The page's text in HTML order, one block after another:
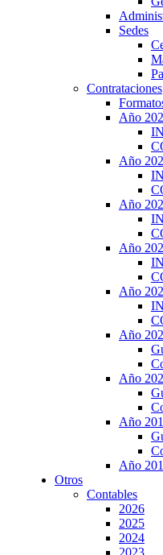
Sedes
Contrataciones
Año
Año
Año
Año
Año
Año
Año
Año
Año
Otros
Contables
2026
2025
2024
2023